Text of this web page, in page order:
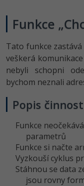
Funkce
Tato funkce
veškerá
nebyli schopni
bychom neznali
Popis
Funkce
parametrů
Funkce si načte
Vyzkouší cyklus
Stáhnou se data
jsou rovny